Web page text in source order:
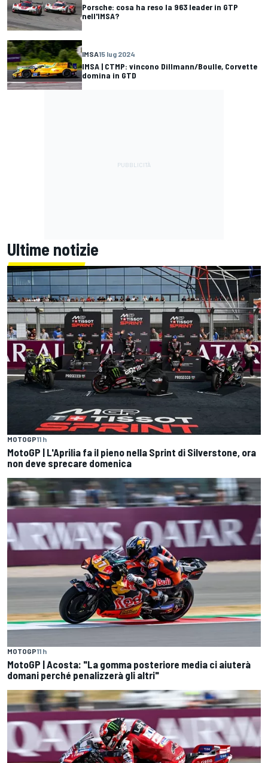
Porsche: cosa ha reso la 963 leader in GTP
nell'IMSA?
IMSA15 lug 2024
IMSA | CTMP: vincono Dillmann/Boulle, Corvette
domina in GTD
Ultime notizie
MOTOGP11 h
MotoGP | L'Aprilia fa il pieno nella Sprint di Silverstone, ora
non deve sprecare domenica
MOTOGP11 h
MotoGP | Acosta: "La gomma posteriore media ci aiuterà
domani perché penalizzerà gli altri"